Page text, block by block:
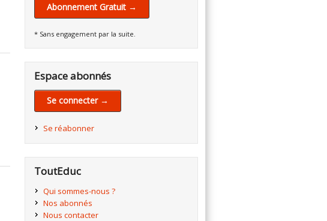
Abonnement Gratuit →
* Sans engagement par la suite.
Espace abonnés
Se connecter →
Se réabonner
ToutEduc
Qui sommes-nous ?
Nos abonnés
Nous contacter